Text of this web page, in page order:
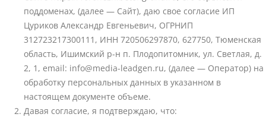
поддоменах, (далее — Сайт), даю свое согласие ИП
Цуриков Александр Евгеньевич, ОГРНИП
312723217300111, ИНН 720506297870, 627750, Тюменская
область, Ишимский р-н п. Плодопитомник, ул. Светлая, д.
2, 1, email: info@media-leadgen.ru, (далее — Оператор) на
обработку персональных данных в указанном в
настоящем документе объеме.
Давая согласие, я подтверждаю, что: